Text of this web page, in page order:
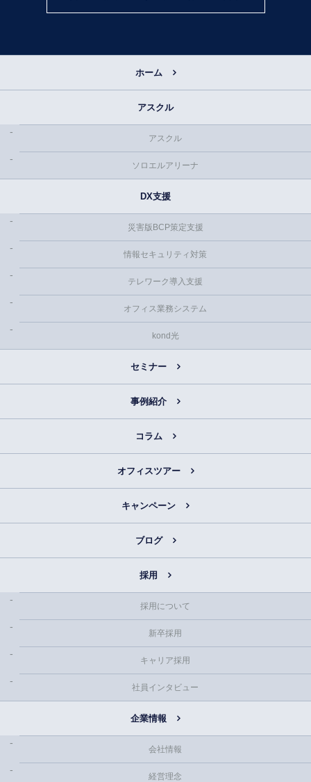
ホーム
アスクル
アスクル
ソロエルアリーナ
DX支援
災害版BCP策定支援
情報セキュリティ対策
テレワーク導入支援
オフィス業務システム
kond光
セミナー
事例紹介
コラム
オフィスツアー
キャンペーン
ブログ
採用
採用について
新卒採用
キャリア採用
社員インタビュー
企業情報
会社情報
経営理念